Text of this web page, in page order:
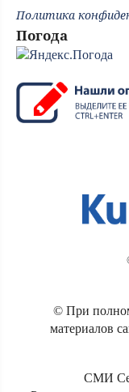
Политика
Погода
© При
материалов
СМИ